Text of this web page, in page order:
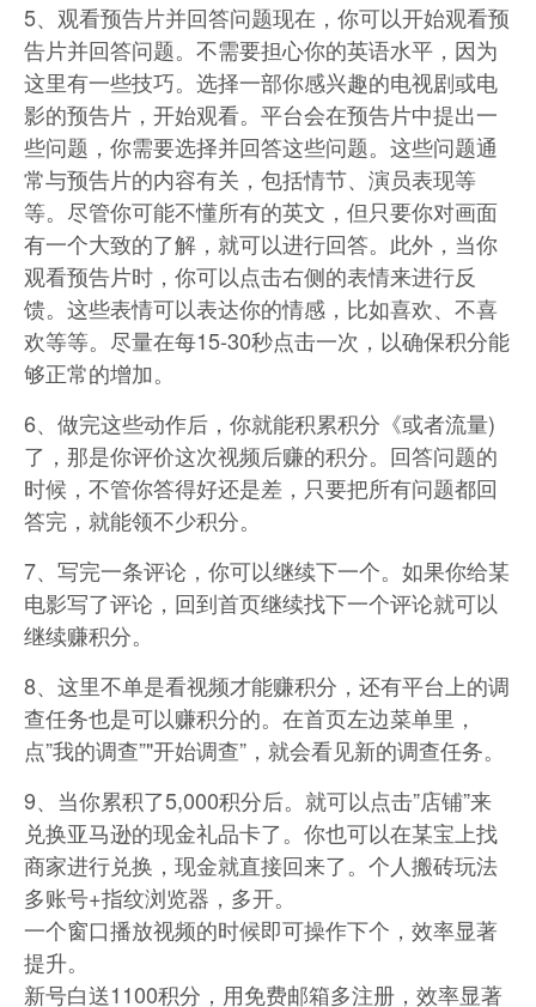
5、观看预告片并回答问题现在，你可以开始观看预
告片并回答问题。不需要担心你的英语水平，因为
这里有一些技巧。选择一部你感兴趣的电视剧或电
影的预告片，开始观看。平台会在预告片中提出一
些问题，你需要选择并回答这些问题。这些问题通
常与预告片的内容有关，包括情节、演员表现等
等。尽管你可能不懂所有的英文，但只要你对画面
有一个大致的了解，就可以进行回答。此外，当你
观看预告片时，你可以点击右侧的表情来进行反
馈。这些表情可以表达你的情感，比如喜欢、不喜
欢等等。尽量在每15-30秒点击一次，以确保积分能
够正常的增加。
6、做完这些动作后，你就能积累积分《或者流量)
了，那是你评价这次视频后赚的积分。回答问题的
时候，不管你答得好还是差，只要把所有问题都回
答完，就能领不少积分。
7、写完一条评论，你可以继续下一个。如果你给某
电影写了评论，回到首页继续找下一个评论就可以
继续赚积分。
8、这里不单是看视频才能赚积分，还有平台上的调
查任务也是可以赚积分的。在首页左边菜单里，
点”我的调查”"开始调查”，就会看见新的调查任务。
9、当你累积了5,000积分后。就可以点击”店铺”来
兑换亚马逊的现金礼品卡了。你也可以在某宝上找
商家进行兑换，现金就直接回来了。个人搬砖玩法
多账号+指纹浏览器，多开。
一个窗口播放视频的时候即可操作下个，效率显著
提升。
新号白送1100积分，用免费邮箱多注册，效率显著